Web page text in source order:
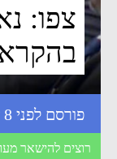
צפו:
פורסם לפני 8 שנים עם התגיות
רוצים להישאר